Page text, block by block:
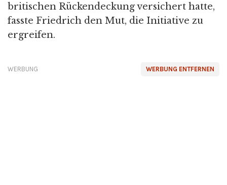
britischen Rückendeckung versichert hatte,
fasste Friedrich den Mut, die Initiative zu
ergreifen.
WERBUNG ENTFERNEN
WERBUNG